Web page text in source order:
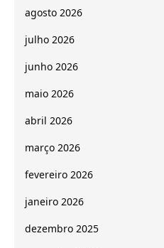
agosto 2026
julho 2026
junho 2026
maio 2026
abril 2026
março 2026
fevereiro 2026
janeiro 2026
dezembro 2025